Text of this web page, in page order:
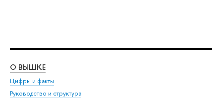
О ВЫШКЕ
Цифры и факты
Руководство и структура